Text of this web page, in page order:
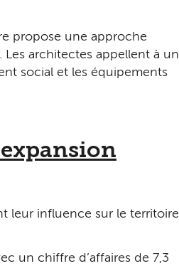
propose une approche
architectes appellent à un
social et les équipements
leur influence sur le territoire
un chiffre d’affaires de 7,3